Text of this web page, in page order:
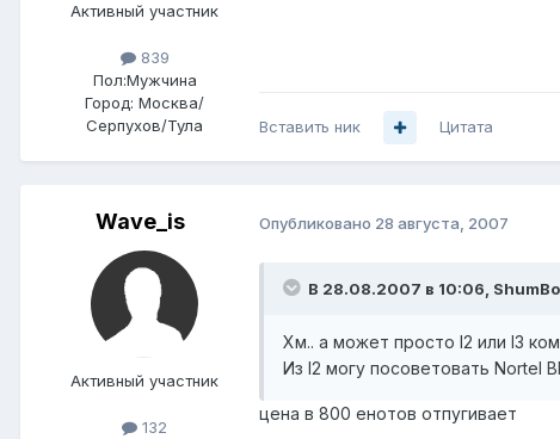
Активный участник
839
Пол:Мужчина
Город: Москва/
Серпухов/Тула
Вставить ник Цитата
Wave_is
Активный участник
132
Опубликовано 28 августа, 2007
В 28.08.2007 в 10:06,
Хм.. а может просто l2 или l3
Из l2 могу посоветовать Nortel
цена в 800 енотов отпугивает